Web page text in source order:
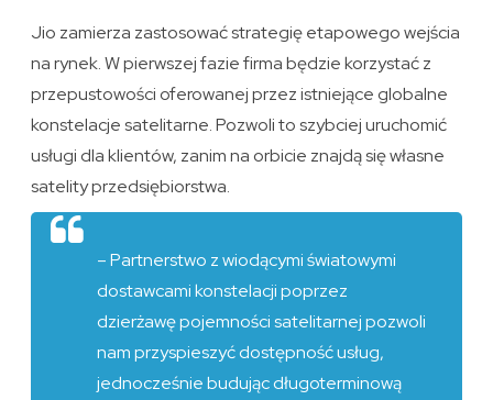
Jio zamierza zastosować strategię etapowego wejścia
na rynek. W pierwszej fazie firma będzie korzystać z
przepustowości oferowanej przez istniejące globalne
konstelacje satelitarne. Pozwoli to szybciej uruchomić
usługi dla klientów, zanim na orbicie znajdą się własne
satelity przedsiębiorstwa.
– Partnerstwo z wiodącymi światowymi
dostawcami konstelacji poprzez
dzierżawę pojemności satelitarnej pozwoli
nam przyspieszyć dostępność usług,
jednocześnie budując długoterminową